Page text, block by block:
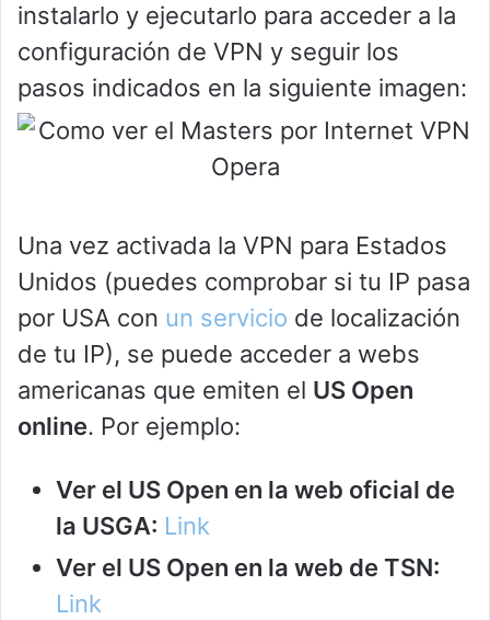
instalarlo y ejecutarlo para acceder a la
configuración de VPN y seguir los
pasos indicados en la siguiente imagen:
Una vez activada la VPN para Estados
Unidos (puedes comprobar si tu IP pasa
por USA con un servicio de localización
de tu IP), se puede acceder a webs
americanas que emiten el US Open
online. Por ejemplo:
Ver el US Open en la web oficial de
la USGA: Link
Ver el US Open en la web de TSN:
Link